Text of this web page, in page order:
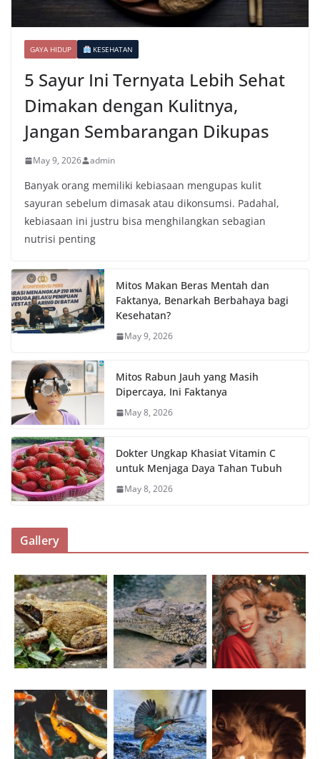
GAYA HIDUP KESEHATAN
5 Sayur Ini Ternyata Lebih Sehat
Dimakan dengan Kulitnya,
Jangan Sembarangan Dikupas
May 9, 2026 admin
Banyak orang memiliki kebiasaan mengupas kulit
sayuran sebelum dimasak atau dikonsumsi. Padahal,
kebiasaan ini justru bisa menghilangkan sebagian
nutrisi penting
Mitos Makan Beras Mentah dan
Faktanya, Benarkah Berbahaya bagi
Kesehatan?
May 9, 2026
Mitos Rabun Jauh yang Masih
Dipercaya, Ini Faktanya
May 8, 2026
Dokter Ungkap Khasiat Vitamin C
untuk Menjaga Daya Tahan Tubuh
May 8, 2026
Gallery